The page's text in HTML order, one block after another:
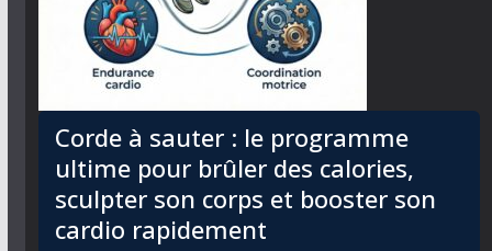
Corde à sauter : le programme
ultime pour brûler des calories,
sculpter son corps et booster son
cardio rapidement